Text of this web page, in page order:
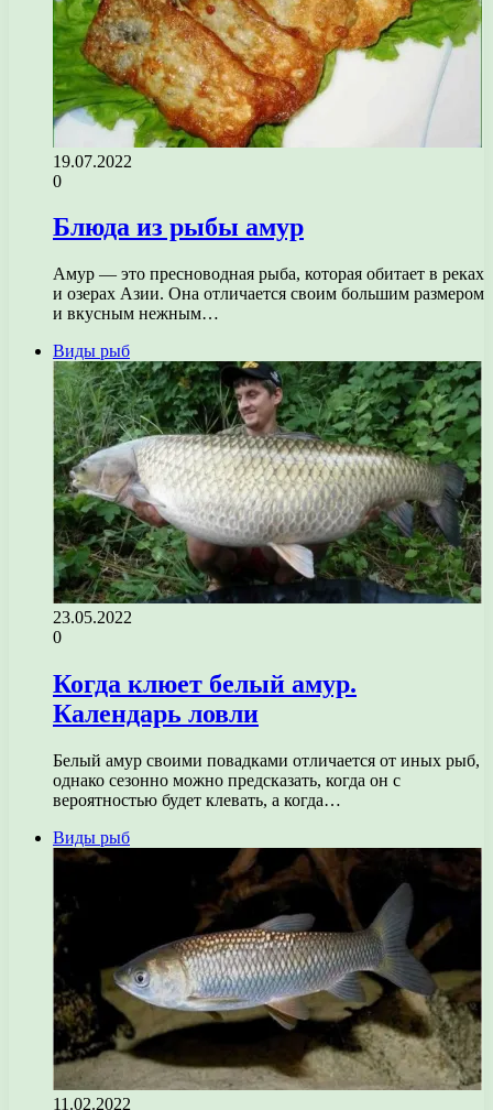
19.07.2022
0
Блюда из рыбы амур
Амур — это пресноводная рыба, которая обитает в реках
и озерах Азии. Она отличается своим большим размером
и вкусным нежным…
Виды рыб
23.05.2022
0
Когда клюет белый амур.
Календарь ловли
Белый амур своими повадками отличается от иных рыб,
однако сезонно можно предсказать, когда он с
вероятностью будет клевать, а когда…
Виды рыб
11.02.2022